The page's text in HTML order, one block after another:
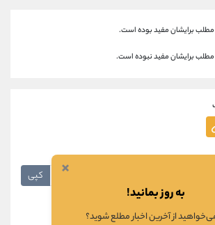
مطلب برایشان مفید بوده است.
مطلب برایشان مفید نبوده است.
کپی
بود؟
×
به روز بمانید!
می‌خواهید از آخرین اخبار مطلع شوید؟